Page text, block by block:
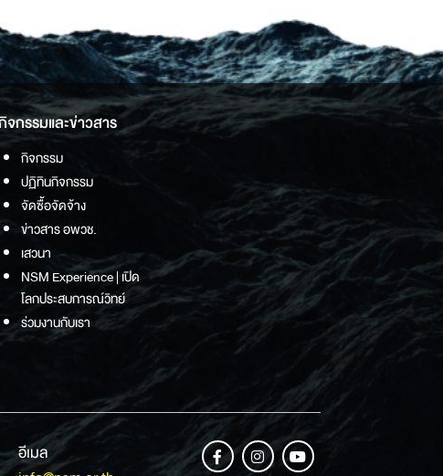
จกรรมและข่าวสาร
กิจกรรม
ปฏิทินกิจกรรม
จัดซื้อจัดจ้าง
ข่าวสาร อพวช.
เสวนา
NSM Experience | เปิด
โลกประสบการณ์วิทย์
ร่วมงานกับเรา
อีเมล